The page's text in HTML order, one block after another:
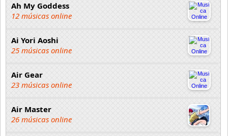
Ah My Goddess
12 músicas online
Ai Yori Aoshi
25 músicas online
Air Gear
23 músicas online
Air Master
26 músicas online